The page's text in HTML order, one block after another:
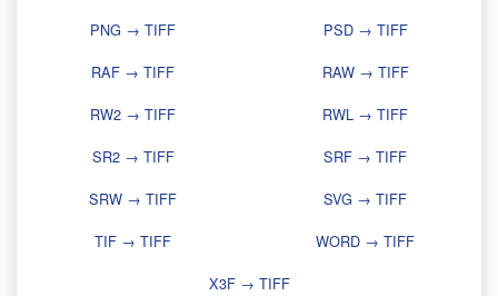
PNG → TIFF
PSD → TIFF
RAF → TIFF
RAW → TIFF
RW2 → TIFF
RWL → TIFF
SR2 → TIFF
SRF → TIFF
SRW → TIFF
SVG → TIFF
TIF → TIFF
WORD → TIFF
X3F → TIFF